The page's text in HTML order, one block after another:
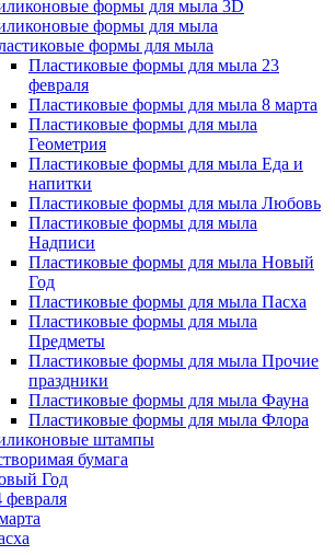
формы для мыла 3D
формы для мыла
формы для мыла
Пластиковые формы для мыла 23
февраля
Пластиковые формы для мыла 8 марта
Пластиковые формы для мыла
Геометрия
Пластиковые формы для мыла Еда и
напитки
Пластиковые формы для мыла Любовь
Пластиковые формы для мыла
Надписи
Пластиковые формы для мыла Новый
Год
Пластиковые формы для мыла Пасха
Пластиковые формы для мыла
Предметы
Пластиковые формы для мыла Прочие
праздники
Пластиковые формы для мыла Фауна
Пластиковые формы для мыла Флора
штампы
бумага
Год
февраля